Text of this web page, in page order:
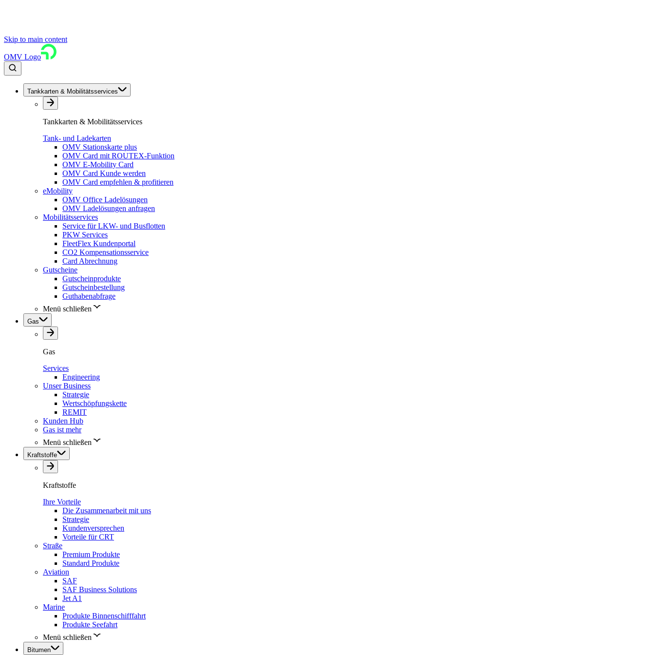
Skip to main content
OMV Logo
Tankkarten & Mobilitätsservices
Tankkarten & Mobilitätsservices
Tank- und Ladekarten
OMV Stationskarte plus
OMV Card mit ROUTEX-Funktion
OMV E-Mobility Card
OMV Card Kunde werden
OMV Card empfehlen & profitieren
eMobility
OMV Office Ladelösungen
OMV Ladelösungen anfragen
Mobilitätsservices
Service für LKW- und Busflotten
PKW Services
FleetFlex Kundenportal
CO2 Kompensationsservice
Card Abrechnung
Gutscheine
Gutscheinprodukte
Gutscheinbestellung
Guthabenabfrage
Menü schließen
Gas
Gas
Services
Engineering
Unser Business
Strategie
Wertschöpfungskette
REMIT
Kunden Hub
Gas ist mehr
Menü schließen
Kraftstoffe
Kraftstoffe
Ihre Vorteile
Die Zusammenarbeit mit uns
Strategie
Kundenversprechen
Vorteile für CRT
Straße
Premium Produkte
Standard Produkte
Aviation
SAF
SAF Business Solutions
Jet A1
Marine
Produkte Binnenschifffahrt
Produkte Seefahrt
Menü schließen
Bitumen